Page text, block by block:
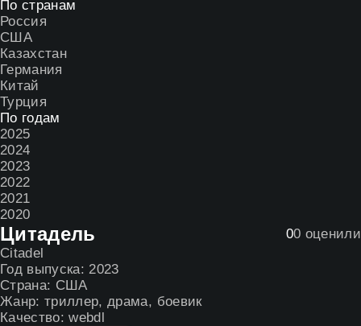
По странам
Россия
США
Казахстан
Германия
Китай
Турция
По годам
2025
2024
2023
2022
2021
2020
Цитадель 00 оценили
Citadel
Год выпуска: 2023
Страна: США
Жанр: триллер,драма, боевик
Качество: webdl